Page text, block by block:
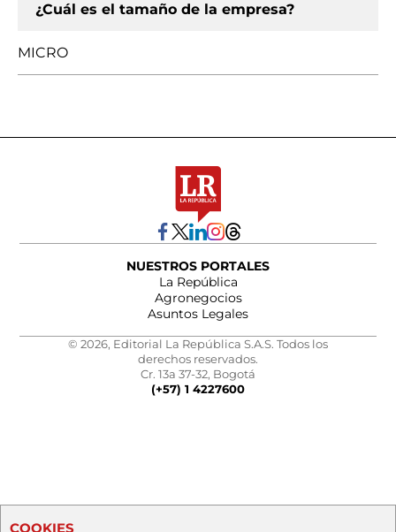
¿Cuál es el tamaño de la empresa?
MICRO
NUESTROS PORTALES
La República
Agronegocios
Asuntos Legales
© 2026, Editorial La República S.A.S. Todos los
derechos reservados.
Cr. 13a 37-32, Bogotá
(+57) 1 4227600
COOKIES